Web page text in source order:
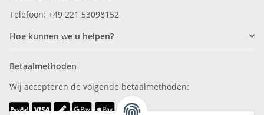
Telefoon: +49 221 53098152
Hoe kunnen we u helpen?
Betaalmethoden
Wij accepteren de volgende betaalmethoden: